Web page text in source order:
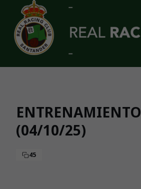
Skip to main content
ENTRENAMIENTO
(04/10/25)
45